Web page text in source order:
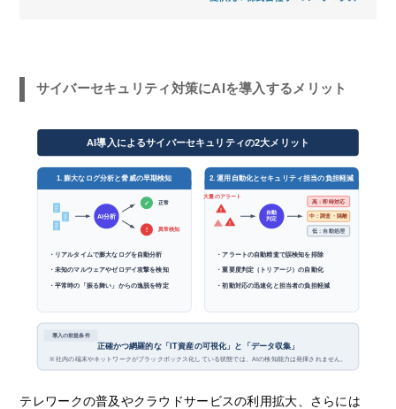
サイバーセキュリティ対策にAIを導入するメリット
AI導入によるサイバーセキュリティの2大メリット
1. 膨大なログ分析と脅威の早期検知
AI分析
✓ 正常
! 異常検知
・リアルタイムで膨大なログを自動分析
・未知のマルウェアやゼロデイ攻撃を検知
・平常時の「振る舞い」からの逸脱を特定
2. 運用自動化とセキュリティ担当の負担軽減
!
!
大量のアラート
自動
判定
高：即時対応
中：調査・隔離
低：自動処理
・アラートの自動精査で誤検知を排除
・重要度判定（トリアージ）の自動化
・初動対応の迅速化と担当者の負担軽減
導入の前提条件
正確かつ網羅的な「IT資産の可視化」と「データ収集」
※ 社内の端末やネットワークがブラックボックス化している状態では、AIの検知能力は発揮されません。
テレワークの普及やクラウドサービスの利用拡大、さらには